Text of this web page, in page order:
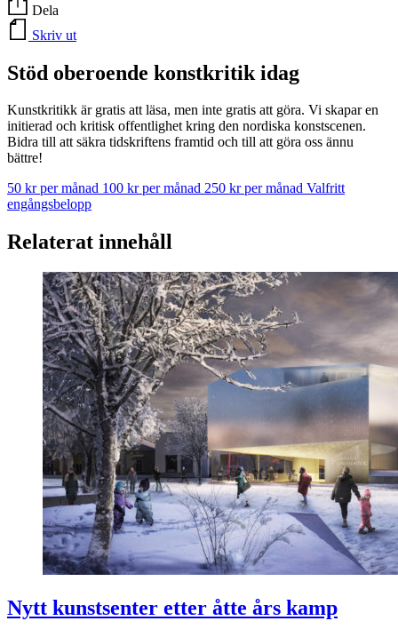
Dela
Skriv ut
Stöd oberoende konstkritik idag
Kunstkritikk är gratis att läsa, men inte gratis att göra. Vi skapar en
initierad och kritisk offentlighet kring den nordiska konstscenen.
Bidra till att säkra tidskriftens framtid och till att göra oss ännu
bättre!
50 kr per månad 100 kr per månad 250 kr per månad Valfritt
engångsbelopp
Relaterat innehåll
Nytt kunstsenter etter åtte års kamp